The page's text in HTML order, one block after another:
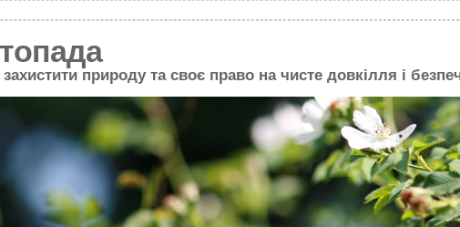
природу та своє право на чисте довкілля і